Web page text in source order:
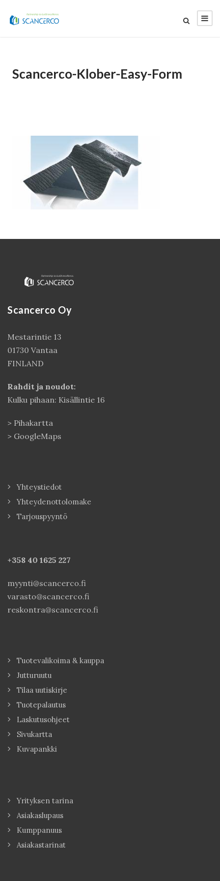
Scancerco-Klober-Easy-Form
Scancerco Oy
Mestarintie 13
01730 Vantaa
FINLAND
Rahdit ja noudot:
Kulku pihaan: Kisällintie 16
> Pihakartta
> GoogleMaps
Yhteystiedot
Yhteydenottolomake
Tarjouspyyntö
+358 40 1625 227
myynti@scancerco.fi
varasto@scancerco.fi
reskontra@scancerco.fi
Tuotevalikoima & kauppa
Jutturuutu
Tilaa uutiskirje
Tuotepalautus
Laskutusohjeet
Sivukartta
Kuvapankki
Yrityksen tarina
Asiakaslupaus
Kumppanuus
Asiakastarinat